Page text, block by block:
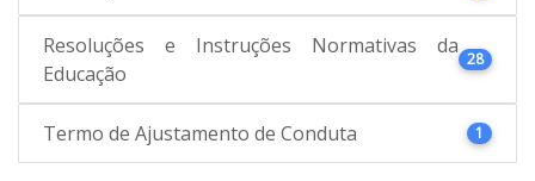
Resoluções e Instruções Normativas da
Educação
28
Termo de Ajustamento de Conduta 1